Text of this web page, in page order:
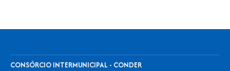
CONSÓRCIO INTERMUNICIPAL - CONDER